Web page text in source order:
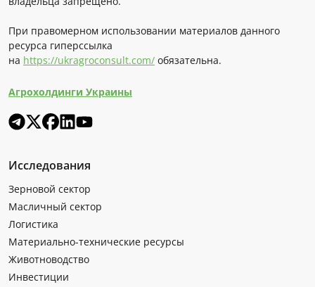
При правомерном использовании материалов данного
ресурса гиперссылка
на https://ukragroconsult.com/ обязательна.
Агрохолдинги Украины
Исследования
Зерновой сектор
Масличный сектор
Логистика
Материально-технические ресурсы
Животноводство
Инвестиции